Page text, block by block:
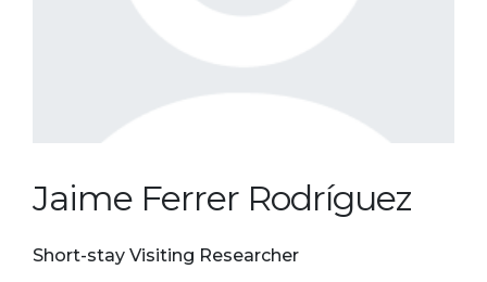
Jaime Ferrer Rodríguez
Short-stay Visiting Researcher